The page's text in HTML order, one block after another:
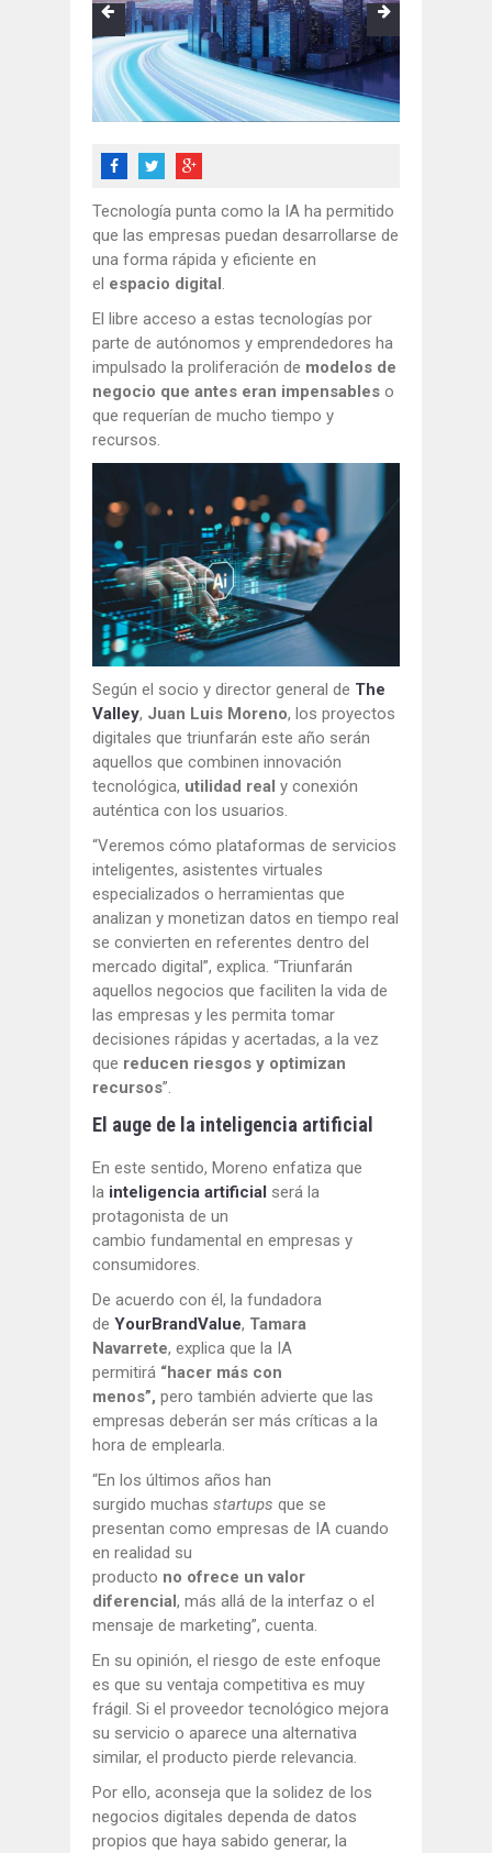
Tecnología punta como la IA ha permitido
que las empresas puedan desarrollarse de
una forma rápida y eficiente en
el espacio digital.
El libre acceso a estas tecnologías por
parte de autónomos y emprendedores ha
impulsado la proliferación de modelos de
negocio que antes eran impensables o
que requerían de mucho tiempo y
recursos.
Según el socio y director general de The
Valley, Juan Luis Moreno, los proyectos
digitales que triunfarán este año serán
aquellos que combinen innovación
tecnológica, utilidad real y conexión
auténtica con los usuarios.
“Veremos cómo plataformas de servicios
inteligentes, asistentes virtuales
especializados o herramientas que
analizan y monetizan datos en tiempo real
se convierten en referentes dentro del
mercado digital”, explica. “Triunfarán
aquellos negocios que faciliten la vida de
las empresas y les permita tomar
decisiones rápidas y acertadas, a la vez
que reducen riesgos y optimizan
recursos”.
El auge de la inteligencia artificial
En este sentido, Moreno enfatiza que
la inteligencia artificial será la
protagonista de un
cambio fundamental en empresas y
consumidores.
De acuerdo con él, la fundadora
de YourBrandValue, Tamara
Navarrete, explica que la IA
permitirá “hacer más con
menos”, pero también advierte que las
empresas deberán ser más críticas a la
hora de emplearla.
“En los últimos años han
surgido muchas startups que se
presentan como empresas de IA cuando
en realidad su
producto no ofrece un valor
diferencial, más allá de la interfaz o el
mensaje de marketing”, cuenta.
En su opinión, el riesgo de este enfoque
es que su ventaja competitiva es muy
frágil. Si el proveedor tecnológico mejora
su servicio o aparece una alternativa
similar, el producto pierde relevancia.
Por ello, aconseja que la solidez de los
negocios digitales dependa de datos
propios que haya sabido generar, la